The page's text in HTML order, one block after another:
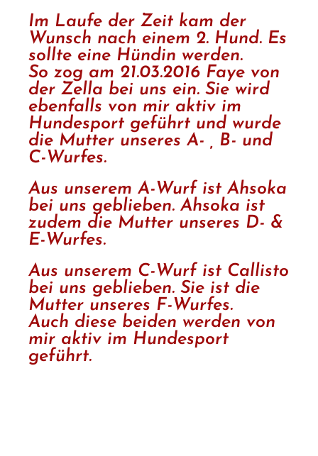
Im Laufe der Zeit kam der
Wunsch nach einem 2. Hund. Es
sollte eine Hündin werden.
So zog am 21.03.2016 Faye von
der Zella bei uns ein. Sie wird
ebenfalls von mir aktiv im
Hundesport geführt und wurde
die Mutter unseres A- , B- und
C-Wurfes.
Aus unserem A-Wurf ist Ahsoka
bei uns geblieben. Ahsoka ist
zudem die Mutter unseres D- &
E-Wurfes.
Aus unserem C-Wurf ist Callisto
bei uns geblieben. Sie ist die
Mutter unseres F-Wurfes.
Auch diese beiden werden von
mir aktiv im Hundesport
geführt.